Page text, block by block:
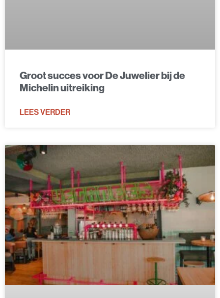
Groot succes voor De Juwelier bij de
Michelin uitreiking
LEES VERDER